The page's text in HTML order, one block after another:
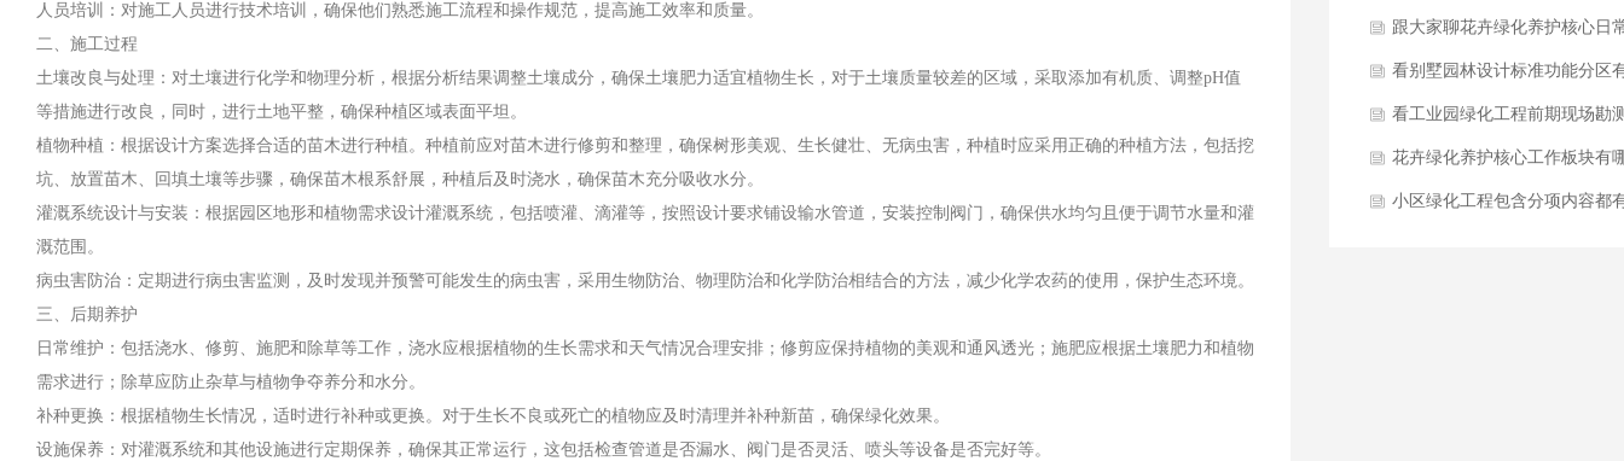
人员培训：对施工人员进行技术培训，确保他们熟悉施工流程和操作规范，提高施工效率和质量。
二、施工过程
土壤改良与处理：对土壤进行化学和物理分析，根据分析结果调整土壤成分，确保土壤肥力适宜植物生长，对于土壤质量较差的区域，采取添加有机质、调整pH值
等措施进行改良，同时，进行土地平整，确保种植区域表面平坦。
植物种植：根据设计方案选择合适的苗木进行种植。种植前应对苗木进行修剪和整理，确保树形美观、生长健壮、无病虫害，种植时应采用正确的种植方法，包括挖
坑、放置苗木、回填土壤等步骤，确保苗木根系舒展，种植后及时浇水，确保苗木充分吸收水分。
灌溉系统设计与安装：根据园区地形和植物需求设计灌溉系统，包括喷灌、滴灌等，按照设计要求铺设输水管道，安装控制阀门，确保供水均匀且便于调节水量和灌
溉范围。
病虫害防治：定期进行病虫害监测，及时发现并预警可能发生的病虫害，采用生物防治、物理防治和化学防治相结合的方法，减少化学农药的使用，保护生态环境。
三、后期养护
日常维护：包括浇水、修剪、施肥和除草等工作，浇水应根据植物的生长需求和天气情况合理安排；修剪应保持植物的美观和通风透光；施肥应根据土壤肥力和植物
需求进行；除草应防止杂草与植物争夺养分和水分。
补种更换：根据植物生长情况，适时进行补种或更换。对于生长不良或死亡的植物应及时清理并补种新苗，确保绿化效果。
设施保养：对灌溉系统和其他设施进行定期保养，确保其正常运行，这包括检查管道是否漏水、阀门是否灵活、喷头等设备是否完好等。
控要点是什么？
跟大家聊花卉绿化养护核心日
养护工作是什么？
看别墅园林设计标准功能分区
哪些方面？
看工业园绿化工程前期现场勘
与方案设计要点是什么？
花卉绿化养护核心工作板块有
些方面？
小区绿化工程包含分项内容都